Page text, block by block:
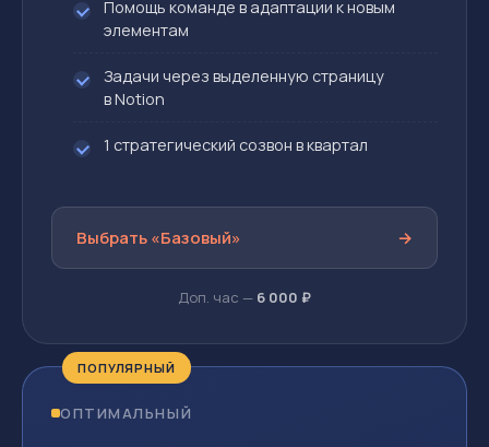
Помощь команде в адаптации к новым
элементам
Задачи через выделенную страницу
в Notion
1 стратегический созвон в квартал
Выбрать «Базовый» →
Доп. час — 6 000 ₽
ПОПУЛЯРНЫЙ
ОПТИМАЛЬНЫЙ